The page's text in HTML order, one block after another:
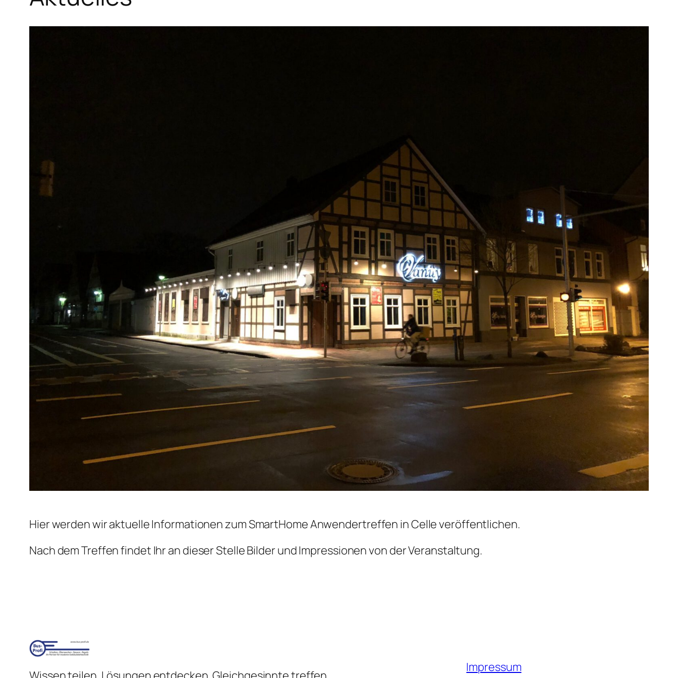
Hier werden wir aktuelle Informationen zum SmartHome Anwendertreffen in Celle veröffentlichen.
Nach dem Treffen findet Ihr an dieser Stelle Bilder und Impressionen von der Veranstaltung.
Impressum